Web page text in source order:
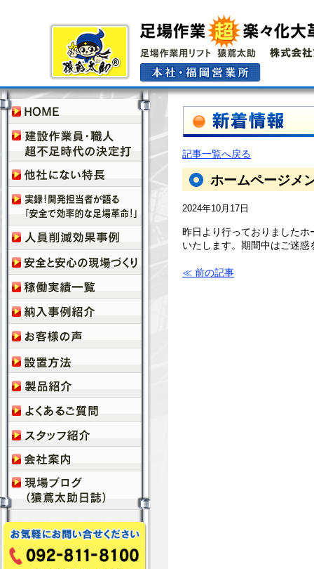
記事一覧へ戻る
ホームページメ
2024年10月17日
昨日より行っておりました
いたします。期間中はご迷惑
≪ 前の記事